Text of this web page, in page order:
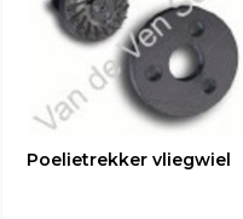
Poelietrekker vliegwiel